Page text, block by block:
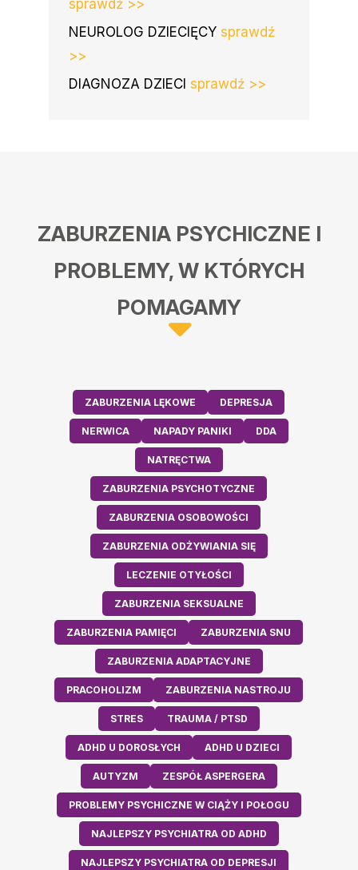
sprawdź >>
NEUROLOG DZIECIĘCY sprawdź
>>
DIAGNOZA DZIECI sprawdź >>
ZABURZENIA PSYCHICZNE I
PROBLEMY, W KTÓRYCH
POMAGAMY
ZABURZENIA LĘKOWE DEPRESJA
NERWICA NAPADY PANIKI DDA
NATRĘCTWA
ZABURZENIA PSYCHOTYCZNE
ZABURZENIA OSOBOWOŚCI
ZABURZENIA ODŻYWIANIA SIĘ
LECZENIE OTYŁOŚCI
ZABURZENIA SEKSUALNE
ZABURZENIA PAMIĘCI ZABURZENIA SNU
ZABURZENIA ADAPTACYJNE
PRACOHOLIZM ZABURZENIA NASTROJU
STRES TRAUMA / PTSD
ADHD U DOROSŁYCH ADHD U DZIECI
AUTYZM ZESPÓŁ ASPERGERA
PROBLEMY PSYCHICZNE W CIĄŻY I POŁOGU
NAJLEPSZY PSYCHIATRA OD ADHD
NAJLEPSZY PSYCHIATRA OD DEPRESJI